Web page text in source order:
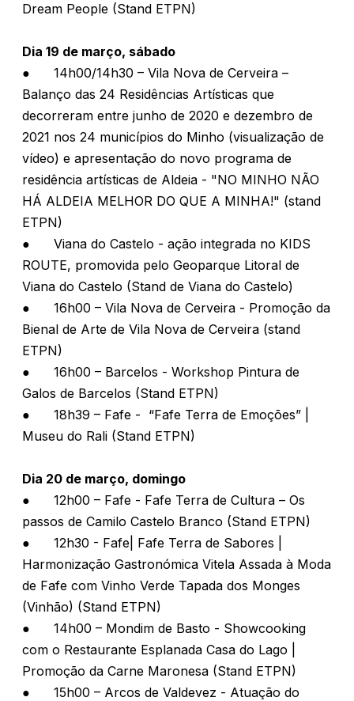
Dream People (Stand ETPN)
Dia 19 de março, sábado
●
14h00/14h30 – Vila Nova de Cerveira –
Balanço das 24 Residências Artísticas que
decorreram entre junho de 2020 e dezembro de
2021 nos 24 municípios do Minho (visualização de
vídeo) e apresentação do novo programa de
residência artísticas de Aldeia - "NO MINHO NÃO
HÁ ALDEIA MELHOR DO QUE A MINHA!" (stand
ETPN)
●
Viana do Castelo - ação integrada no KIDS
ROUTE, promovida pelo Geoparque Litoral de
Viana do Castelo (Stand de Viana do Castelo)
●
16h00 – Vila Nova de Cerveira - Promoção da
Bienal de Arte de Vila Nova de Cerveira (stand
ETPN)
●
16h00 – Barcelos - Workshop Pintura de
Galos de Barcelos (Stand ETPN)
●
18h39 – Fafe - “Fafe Terra de Emoções” |
Museu do Rali (Stand ETPN)
Dia 20 de março, domingo
●
12h00 – Fafe - Fafe Terra de Cultura – Os
passos de Camilo Castelo Branco (Stand ETPN)
●
12h30 - Fafe| Fafe Terra de Sabores |
Harmonização Gastronómica Vitela Assada à Moda
de Fafe com Vinho Verde Tapada dos Monges
(Vinhão) (Stand ETPN)
●
14h00 – Mondim de Basto - Showcooking
com o Restaurante Esplanada Casa do Lago |
Promoção da Carne Maronesa (Stand ETPN)
●
15h00 – Arcos de Valdevez - Atuação do